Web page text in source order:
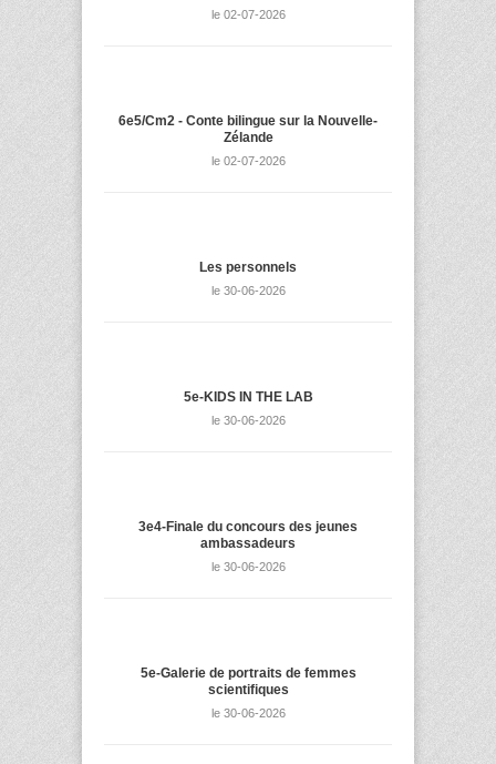
le 02-07-2026
6e5/Cm2 - Conte bilingue sur la Nouvelle-
Zélande
le 02-07-2026
Les personnels
le 30-06-2026
5e-KIDS IN THE LAB
le 30-06-2026
3e4-Finale du concours des jeunes
ambassadeurs
le 30-06-2026
5e-Galerie de portraits de femmes
scientifiques
le 30-06-2026